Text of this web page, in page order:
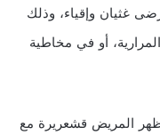
المرضى غثيان وإقياء، وذلك
أو في مخاطية
المريض قشعريرة مع